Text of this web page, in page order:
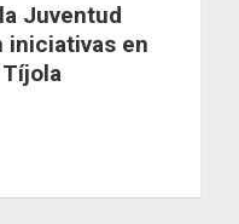
Juventud
iniciativas en
Tíjola